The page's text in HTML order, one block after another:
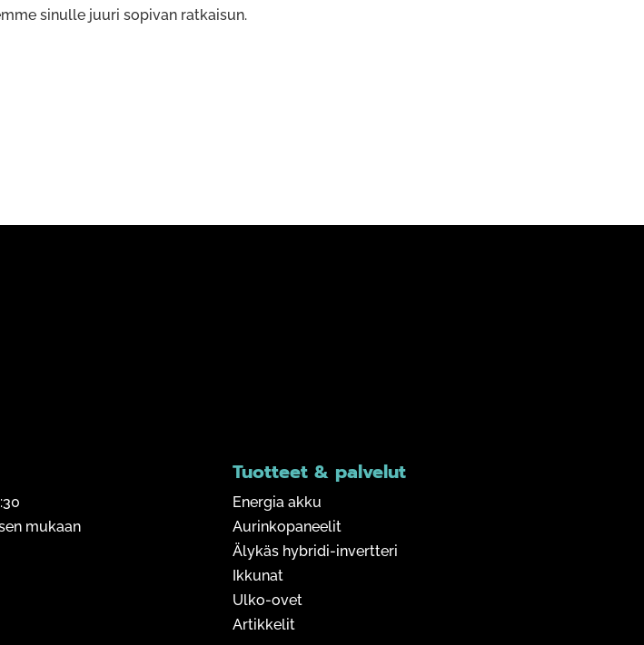
sinulle juuri sopivan ratkaisun.
mukaan
Tuotteet & palvelut
Energia akku
Aurinkopaneelit
Älykäs hybridi-invertteri
Ikkunat
Ulko-ovet
Artikkelit